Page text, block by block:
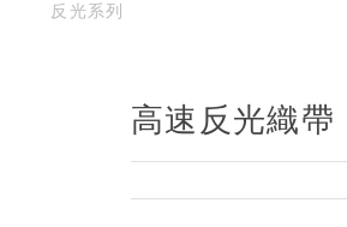
反光系列
高速反光織帶